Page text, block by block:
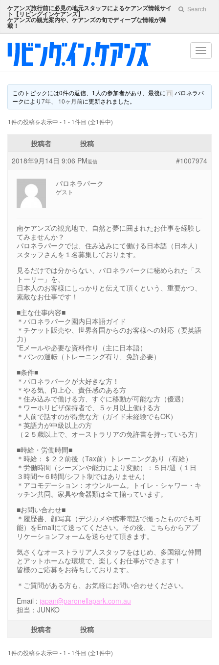
ケアンズ旅行前に必見の地元スタッフによるケアンズ情報サイ
ト【リビングインケアンズ】
ケアンズの観光案内や、ケアンズの旬でディープな情報が満
載！
Search
このトピックには0件の返信、1人の参加者があり、最後に
パロネラパ
ークにより7年、 10ヶ月前に更新されました。
1件の投稿を表示中 - 1 - 1件目 (全1件中)
投稿者
投稿
2018年9月14日 9:06 PM
#1007974
返信
パロネラパーク
ゲスト
南ケアンズの観光地で、自然と夢に囲まれたお仕事を経験し
てみませんか？
パロネラパークでは、住み込みにて働ける日本語（日本人）
スタッフさんを１名募集しております。
見るだけでは分からない、パロネラパークに秘められた「ス
トーリー」を、
日本人のお客様にしっかりと伝えて頂くという、重要かつ、
素敵なお仕事です！
■主な仕事内容■
＊パロネラパーク園内日本語ガイド
＊チケット販売や、世界各国からのお客様への対応（要英語
力）
*Eメールや必要な資料作り（主に日本語）
＊バンの運転（トレーニング有り、免許必要）
■条件■
＊パロネラパークが大好きな方！
＊やる気、向上心、責任感のある方
＊住み込みで働ける方、すぐに移動が可能な方（優遇）
＊ワーホリビザ保持者で、５ヶ月以上働ける方
＊人前で話すのが得意な方（ガイド未経験でもOK）
＊英語力が中級以上の方
（２５歳以上で、オーストラリアの免許書を持っている方）
■時給・労働時間■
＊時給：＄２２前後（Tax前）トレーニングあり（有給）
＊労働時間（シーズンや能力により変動）：５日/週（１日
３時間〜６時間/シフト制ではありません）
＊アコモデーション：オウンルーム。トイレ・シャワー・キ
ッチン共同。家具や食器類は全て揃っています。
■お問い合わせ■
＊履歴書、顔写真（デジカメや携帯電話で撮ったものでも可
能）をEmailにて送ってください。その後、こちらからアプ
リケーションフォームを送らせて頂きます。
気さくなオーストラリア人スタッフをはじめ、多国籍な仲間
とアットホームな環境で、楽しくお仕事ができます！
皆様のご応募をお待ちしております。
＊ご質問がある方も、お気軽にお問い合わせください。
Email : japan@paronellapark.com.au
担当：JUNKO
投稿者
投稿
1件の投稿を表示中 - 1 - 1件目 (全1件中)